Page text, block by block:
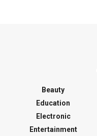
Beauty
Education
Electronic
Entertainment